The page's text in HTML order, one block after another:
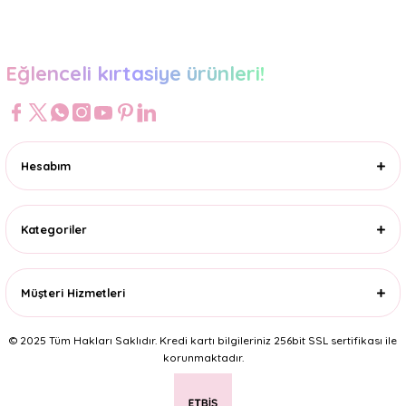
Eğlenceli kırtasiye ürünleri!
Hesabım
Kategoriler
Müşteri Hizmetleri
© 2025 Tüm Hakları Saklıdır. Kredi kartı bilgileriniz 256bit SSL sertifikası ile
korunmaktadır.